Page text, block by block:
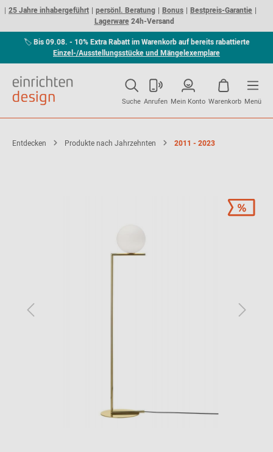
25 Jahre inhabergeführt persönl. Beratung Bonus
Bestpreis-Garantie
Lagerware24h-Versand
🏷Bis 09.08. - 10% Extra Rabatt im Warenkorb auf bereits rabattierte
Einzel-/Ausstellungsstücke und Mängelexemplare
Suche Anrufen Mein Konto Warenkorb Menü
Entdecken Produkte nach Jahrzehnten 2011 - 2023